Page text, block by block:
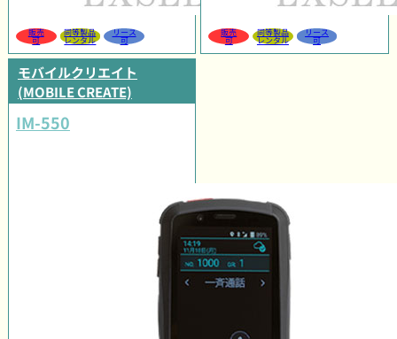
販売
可
同等製品
レンタル
リース
可
販売
可
同等製品
レンタル
リース
可
モバイルクリエイト
(MOBILE CREATE)
IM-550